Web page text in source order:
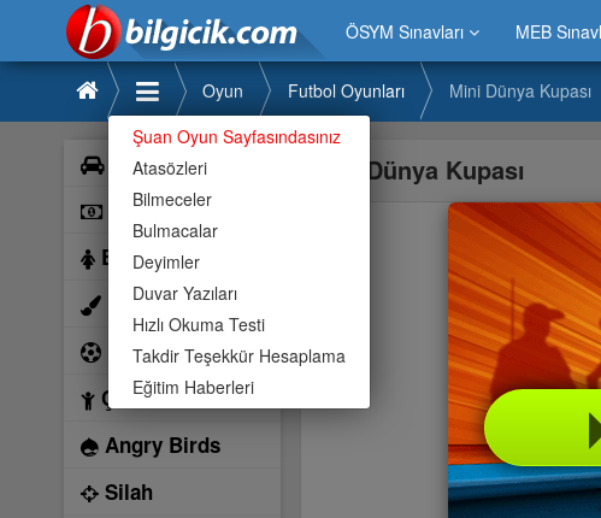
ÖSYM Sınavları MEB
Şuan Oyun Sayfasındasınız
Atasözleri
Bilmeceler
Bulmacalar
Deyimler
Duvar Yazıları
Hızlı Okuma Testi
Takdir Teşekkür Hesaplama
Eğitim Haberleri
Oyun Futbol Oyunları Mini Dünya Kupası
Araba
Bilardo
Barbie
Boyama
Futbol
Çocuk
Angry Birds
Silah
Mini Dünya Kupası